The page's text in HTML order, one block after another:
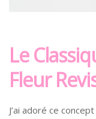
Le
Fleur
J’ai adoré ce